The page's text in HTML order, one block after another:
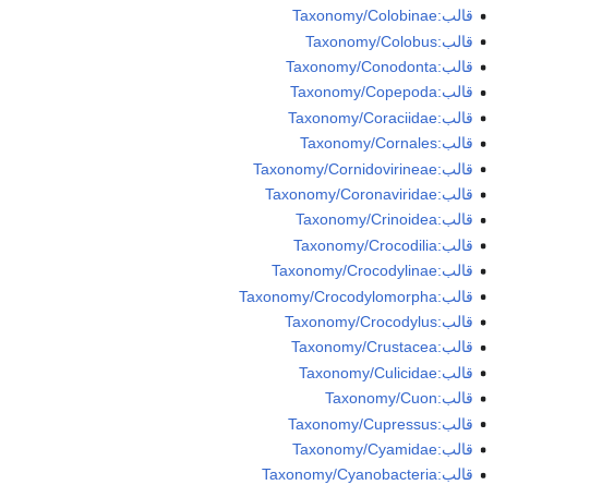
قالب:Taxonomy/Colobinae
قالب:Taxonomy/Colobus
قالب:Taxonomy/Conodonta
قالب:Taxonomy/Copepoda
قالب:Taxonomy/Coraciidae
قالب:Taxonomy/Cornales
قالب:Taxonomy/Cornidovirineae
قالب:Taxonomy/Coronaviridae
قالب:Taxonomy/Crinoidea
قالب:Taxonomy/Crocodilia
قالب:Taxonomy/Crocodylinae
قالب:Taxonomy/Crocodylomorpha
قالب:Taxonomy/Crocodylus
قالب:Taxonomy/Crustacea
قالب:Taxonomy/Culicidae
قالب:Taxonomy/Cuon
قالب:Taxonomy/Cupressus
قالب:Taxonomy/Cyamidae
قالب:Taxonomy/Cyanobacteria